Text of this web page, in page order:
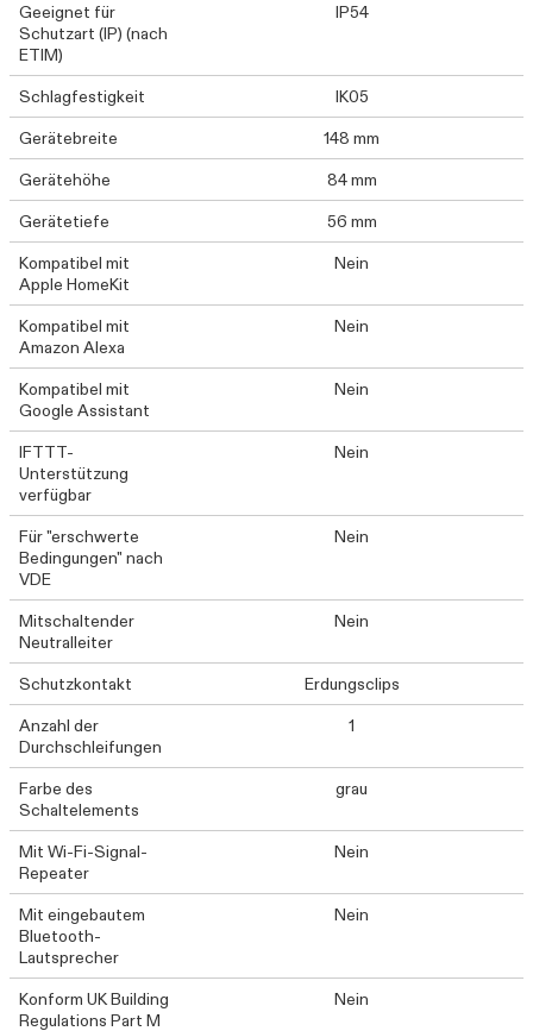
Geeignet für
Schutzart (IP) (nach
ETIM)
IP54
Schlagfestigkeit
IK05
Gerätebreite
148 mm
Gerätehöhe
84 mm
Gerätetiefe
56 mm
Kompatibel mit
Apple HomeKit
Nein
Kompatibel mit
Amazon Alexa
Nein
Kompatibel mit
Google Assistant
Nein
IFTTT-
Unterstützung
verfügbar
Nein
Für "erschwerte
Bedingungen" nach
VDE
Nein
Mitschaltender
Neutralleiter
Nein
Schutzkontakt
Erdungsclips
Anzahl der
Durchschleifungen
1
Farbe des
Schaltelements
grau
Mit Wi-Fi-Signal-
Repeater
Nein
Mit eingebautem
Bluetooth-
Lautsprecher
Nein
Konform UK Building
Regulations Part M
Nein